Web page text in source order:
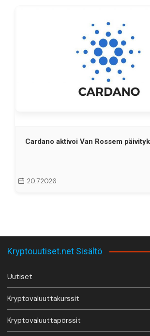
Cardano aktivoi Van Rossem
20.7.2026
Kryptouutiset.net Sisältö
Uutiset
Kryptovaluuttakurssit
Kryptovaluuttapörssit